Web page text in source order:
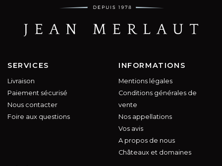
SERVICES
Livraison
Paiement sécurisé
Nous contacter
Foire aux questions
INFORMATIONS
Mentions légales
Conditions générales de
vente
Nos appellations
Vos avis
A propos de nous
Châteaux et domaines